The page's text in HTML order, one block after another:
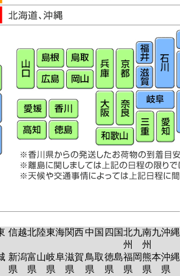
信越北陸東海関西中国 四国北九
州
南九
州
沖縄
新潟
県
富山
県
岐阜
県
滋賀
県
鳥取
県
徳島
県
福岡
県
熊本
県
沖縄
県